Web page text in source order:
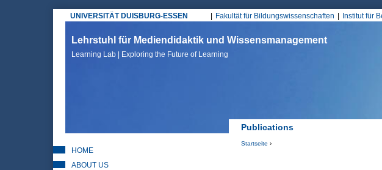
UNIVERSITÄT DUISBURG-ESSEN
Hauptmenü
Fakultät für Bildungswissenschaften Institut für
Lehrstuhl für Mediendidaktik und Wissensmanagement
Learning Lab | Exploring the Future of Learning
Publications
Startseite ›
HOME
ABOUT US